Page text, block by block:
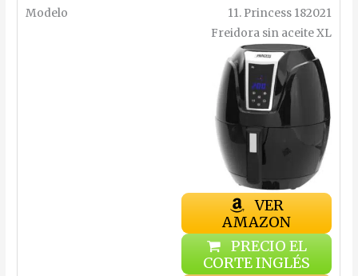
11. Princess 182021
Freidora sin aceite XL
VER
AMAZON
PRECIO EL
CORTE INGLÉS